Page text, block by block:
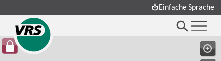
Einfache Sprache